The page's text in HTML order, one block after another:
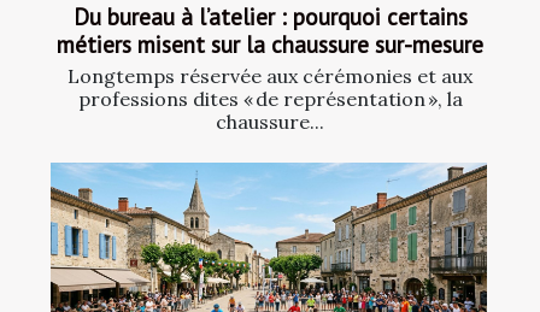
Du bureau à l’atelier : pourquoi certains
métiers misent sur la chaussure sur-mesure
Longtemps réservée aux cérémonies et aux
professions dites « de représentation », la
chaussure...